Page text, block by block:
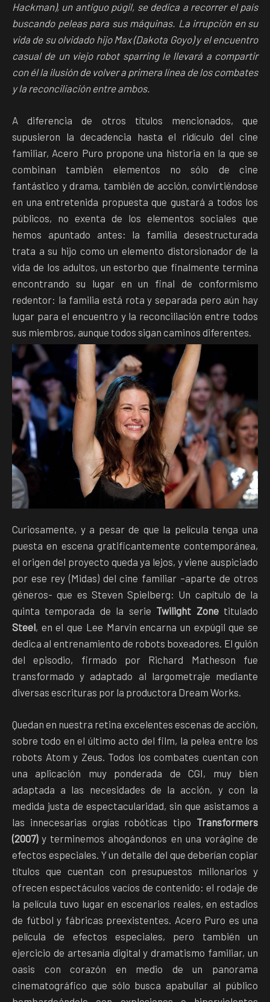
Hackman), un antiguo púgil, se dedica a recorrer el país
buscando peleas para sus máquinas. La irrupción en su
vida de su olvidado hijo Max (Dakota Goyo) y el encuentro
casual de un viejo robot sparring le llevará a compartir
con él la ilusión de volver a primera línea de los combates
y la reconciliación entre ambos.
A diferencia de otros títulos mencionados, que
supusieron la decadencia hasta el ridículo del cine
familiar, Acero Puro propone una historia en la que se
combinan también elementos no sólo de cine
fantástico y drama, también de acción, convirtiéndose
en una entretenida propuesta que gustará a todos los
públicos, no exenta de los elementos sociales que
hemos apuntado antes: la familia desestructurada
trata a su hijo como un elemento distorsionador de la
vida de los adultos, un estorbo que finalmente termina
encontrando su lugar en un final de conformismo
redentor: la familia está rota y separada pero aún hay
lugar para el encuentro y la reconciliación entre todos
sus miembros, aunque todos sigan caminos diferentes.
Curiosamente, y a pesar de que la película tenga una
puesta en escena gratificantemente contemporánea,
el origen del proyecto queda ya lejos, y viene auspiciado
por ese rey (Midas) del cine familiar –aparte de otros
géneros- que es Steven Spielberg: Un capítulo de la
quinta temporada de la serie Twilight Zonetitulado
Steel, en el que Lee Marvin encarna un expúgil que se
dedica al entrenamiento de robots boxeadores. El guión
del episodio, firmado por Richard Matheson fue
transformado y adaptado al largometraje mediante
diversas escrituras por la productora Dream Works.
Quedan en nuestra retina excelentes escenas de acción,
sobre todo en el último acto del film, la pelea entre los
robots Atom y Zeus. Todos los combates cuentan con
una aplicación muy ponderada de CGI, muy bien
adaptada a las necesidades de la acción, y con la
medida justa de espectacularidad, sin que asistamos a
las innecesarias orgías robóticas tipo Transformers
(2007)y terminemos ahogándonos en una vorágine de
efectos especiales. Y un detalle del que deberían copiar
títulos que cuentan con presupuestos millonarios y
ofrecen espectáculos vacíos de contenido: el rodaje de
la película tuvo lugar en escenarios reales, en estadios
de fútbol y fábricas preexistentes. Acero Puro es una
película de efectos especiales, pero también un
ejercicio de artesanía digital y dramatismo familiar, un
oasis con corazón en medio de un panorama
cinematográfico que sólo busca apabullar al público